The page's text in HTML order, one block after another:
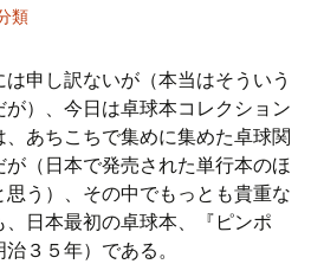
類
申し訳ないが（本当はそういう
）、今日は卓球本コレクション
あちこちで集めに集めた卓球関
（日本で発売された単行本のほ
う）、その中でもっとも貴重な
日本最初の卓球本、『ピンポ
３５年）である。